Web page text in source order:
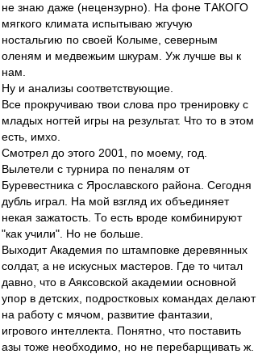
не знаю даже (нецензурно). На фоне ТАКОГО
мягкого климата испытываю жгучую
ностальгию по своей Колыме, северным
оленям и медвежьим шкурам. Уж лучше вы к
нам.
Ну и анализы соответствующие.
Все прокручиваю твои слова про тренировку с
младых ногтей игры на результат. Что то в этом
есть, имхо.
Смотрел до этого 2001, по моему, год.
Вылетели с турнира по пеналям от
Буревестника с Ярославского района. Сегодня
дубль играл. На мой взгляд их объединяет
некая зажатость. То есть вроде комбинируют
"как учили". Но не больше.
Выходит Академия по штамповке деревянных
солдат, а не искусных мастеров. Где то читал
давно, что в Аяксовской академии основной
упор в детских, подростковых командах делают
на работу с мячом, развитие фантазии,
игрового интеллекта. Понятно, что поставить
азы тоже необходимо, но не перебарщивать ж.